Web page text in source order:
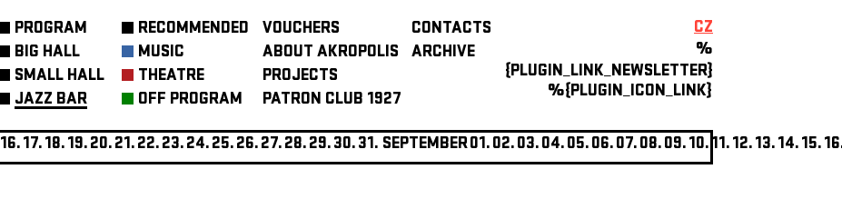
PROGRAM
BIG HALL
SMALL HALL
JAZZ BAR
RECOMMENDED
MUSIC
THEATRE
OFF PROGRAM
VOUCHERS
ABOUT AKROPOLIS
PROJECTS
PATRON CLUB 1927
CONTACTS
ARCHIVE
CZ
%
{PLUGIN_LINK_NEWSLETTER}
%{PLUGIN_ICON_LINK}
16.17.18.19.20.21.22.23.24.25.26.27.28.29.30.31. SEPTEMBER01.02.03.04.05.06.07.08.09.10. 11.12.13.14.15.